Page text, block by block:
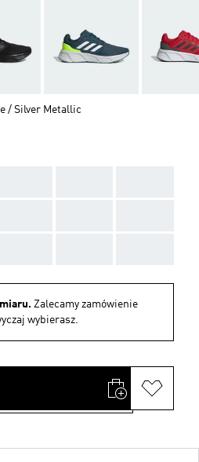
/ Silver Metallic
Zalecamy zamówienie
wybierasz.